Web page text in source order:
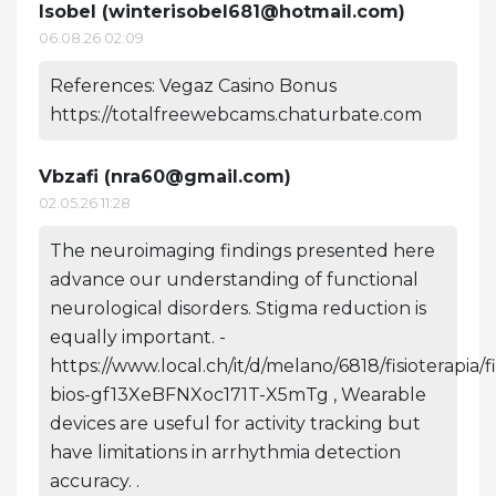
Isobel (winterisobel681@hotmail.com)
06.08.26 02:09
References: Vegaz Casino Bonus
https://totalfreewebcams.chaturbate.com
Vbzafi (nra60@gmail.com)
02.05.26 11:28
The neuroimaging findings presented here
advance our understanding of functional
neurological disorders. Stigma reduction is
equally important. -
https://www.local.ch/it/d/melano/6818/fisioterapia/
bios-gf13XeBFNXoc171T-X5mTg , Wearable
devices are useful for activity tracking but
have limitations in arrhythmia detection
accuracy. .